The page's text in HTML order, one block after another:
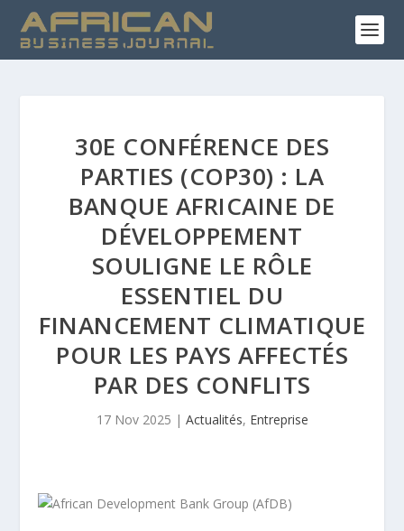
30E CONFÉRENCE DES
PARTIES (COP30) : LA
BANQUE AFRICAINE DE
DÉVELOPPEMENT
SOULIGNE LE RÔLE
ESSENTIEL DU
FINANCEMENT CLIMATIQUE
POUR LES PAYS AFFECTÉS
PAR DES CONFLITS
17 Nov 2025 | Actualités, Entreprise